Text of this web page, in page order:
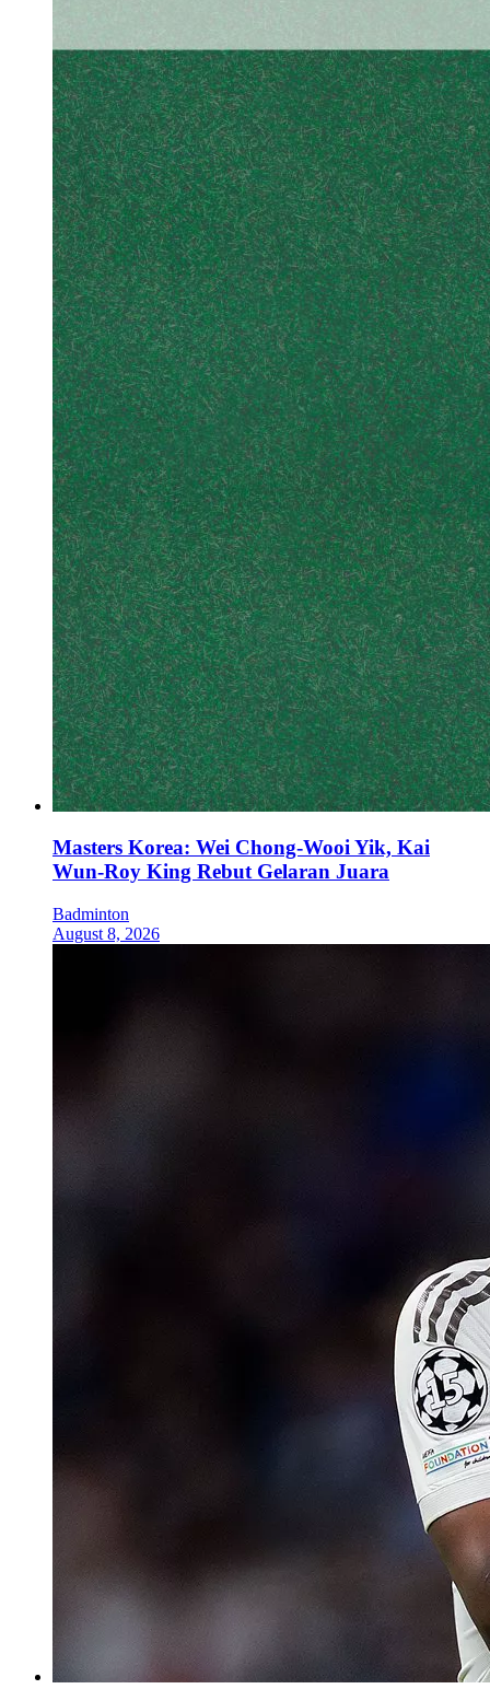
Masters Korea: Wei Chong-Wooi Yik, Kai
Wun-Roy King Rebut Gelaran Juara
Badminton
August 8, 2026